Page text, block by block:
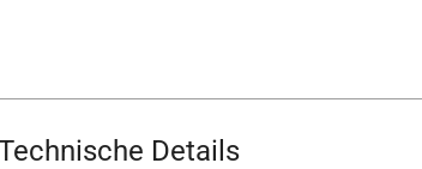
Details